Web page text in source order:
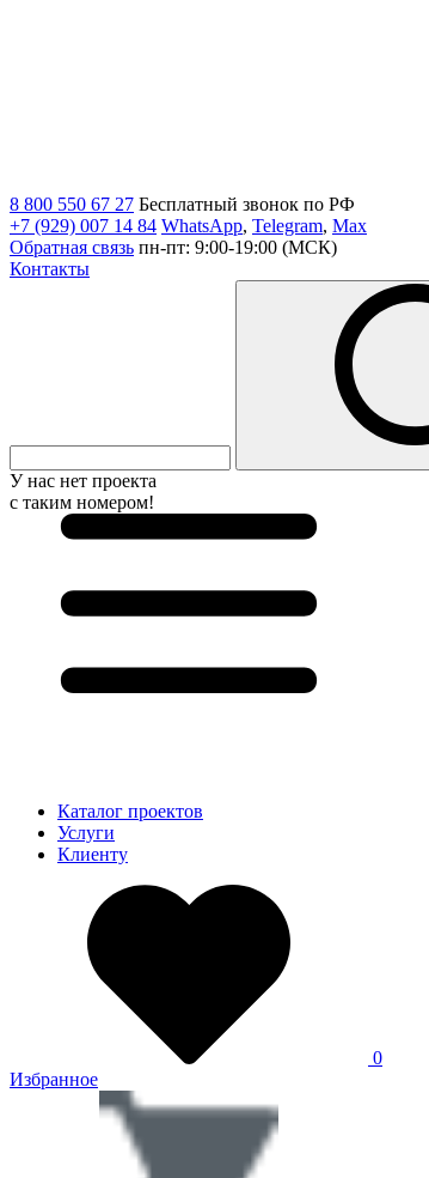
8 800 550 67 27 Бесплатный звонок по РФ
+7 (929) 007 14 84 WhatsApp, Telegram, Max
Обратная связь пн-пт: 9:00-19:00 (МСК)
Контакты
У нас нет проекта
с таким номером!
Каталог проектов
Услуги
Клиенту
0
Избранное